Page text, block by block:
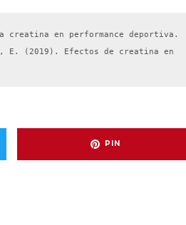
en performance deportiva.
E. (2019). Efectos de creatina en
PIN